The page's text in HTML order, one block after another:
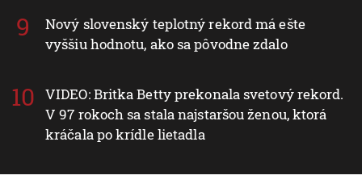
Nový slovenský teplotný rekord má ešte
vyššiu hodnotu, ako sa pôvodne zdalo
VIDEO: Britka Betty prekonala svetový rekord.
V 97 rokoch sa stala najstaršou ženou, ktorá
kráčala po krídle lietadla